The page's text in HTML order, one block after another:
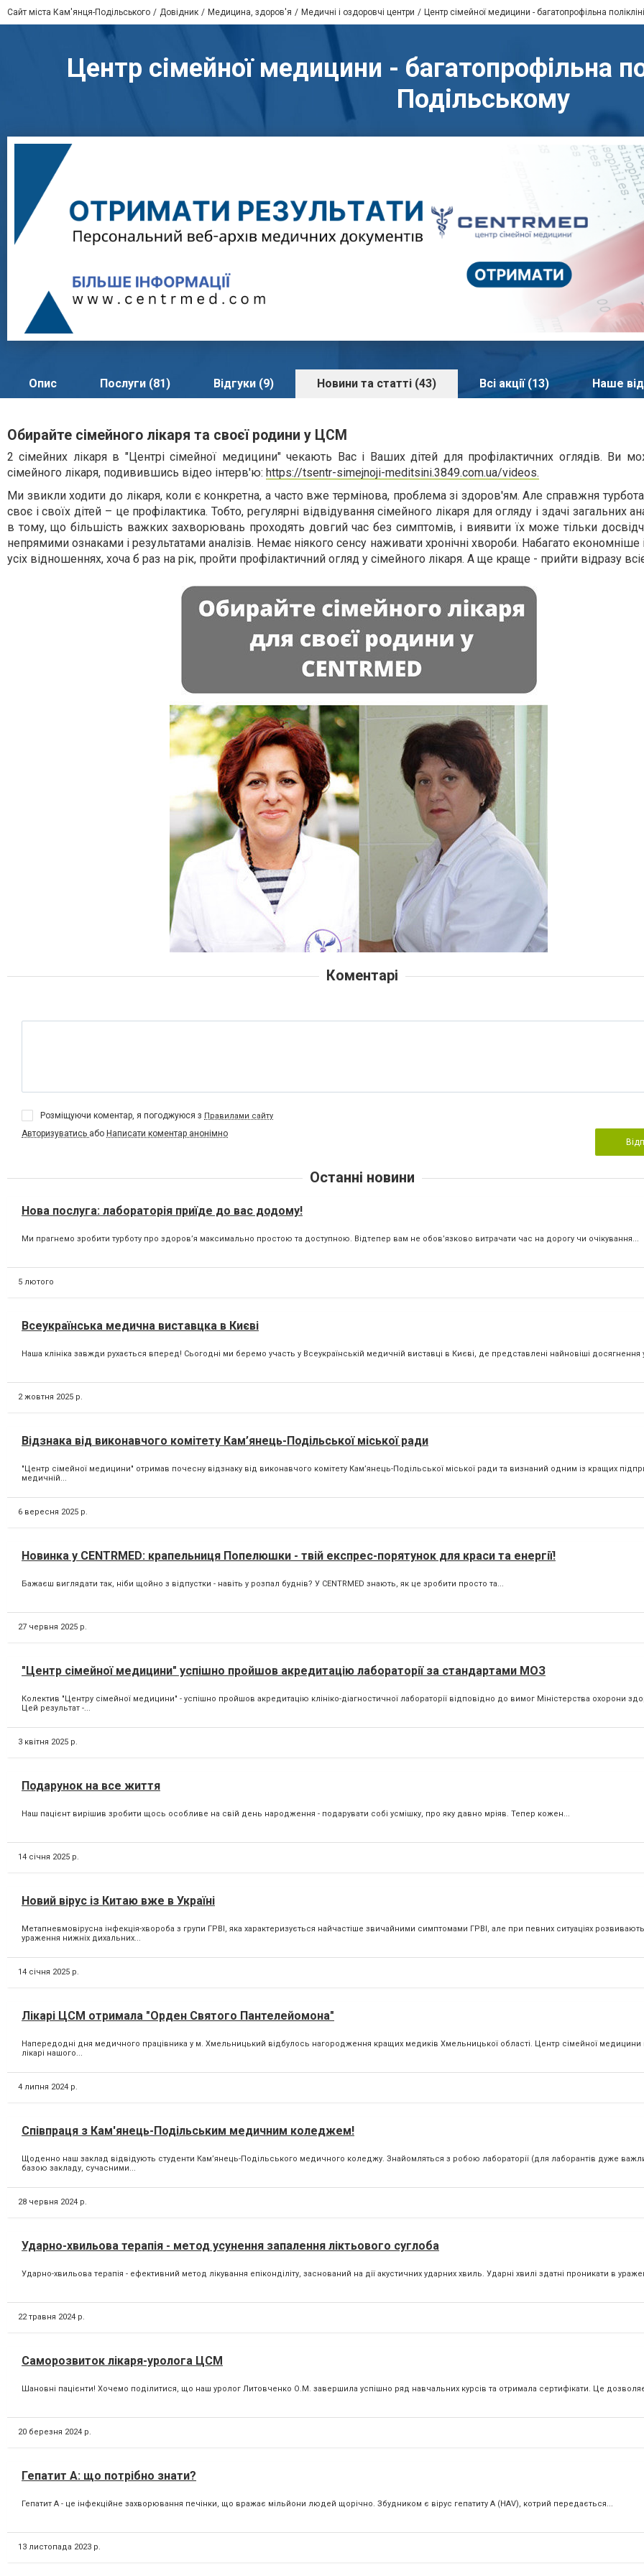
Сайт міста Кам'янця-Подільського Довідник Медицина, здоров'я Медичні і оздоровчі центри Центр сімейної медицини - багатопрофільна
Центр сімейної медицини - багатопрофільна
Подільському
Опис Послуги (81) Відгуки (9) Новини та статті (43) Всі акції (13) Наше
Обирайте сімейного лікаря та своєї родини у ЦСМ
2 сімейних лікаря в "Центрі сімейної медицини" чекають Вас і Ваших дітей для профілактичних оглядів. Ви
сімейного лікаря, подивившись відео інтерв'ю: https://tsentr-simejnoji-meditsini.3849.com.ua/videos.
Ми звикли ходити до лікаря, коли є конкретна, а часто вже термінова, проблема зі здоров'ям. Але справжня
своє і своїх дітей – це профілактика. Тобто, регулярні відвідування сімейного лікаря для огляду і здачі загальних
в тому, що більшість важких захворювань проходять довгий час без симптомів, і виявити їх може тільки
непрямими ознаками і результатами аналізів. Немає ніякого сенсу наживати хронічні хвороби. Набагато економніше
усіх відношеннях, хоча б раз на рік, пройти профілактичний огляд у сімейного лікаря. А ще краще - прийти відразу
Коментарі
Розміщуючи коментар, я погоджуюся з Правилами сайту
Авторизуватись або Написати коментар анонімно
Останні новини
Нова послуга: лабораторія приїде до вас додому!
Ми прагнемо зробити турботу про здоров’я максимально простою та доступною. Відтепер вам не обов’язково витрачати час на дорогу чи очікування...
5 лютого
Всеукраїнська медична виставцка в Києві
Наша клініка завжди рухається вперед! Сьогодні ми беремо участь у Всеукраїнській медичній виставці в Києві, де представлені найновіші досягнення
2 жовтня 2025 р.
Відзнака від виконавчого комітету Кам’янець-Подільської міської ради
"Центр сімейної медицини" отримав почесну відзнаку від виконавчого комітету Кам’янець-Подільської міської ради та визнаний одним із кращих
медичній...
6 вересня 2025 р.
Новинка у CENTRMED: крапельниця Попелюшки - твій експрес-порятунок для краси та енергії!
Бажаєш виглядати так, ніби щойно з відпустки - навіть у розпал буднів? У CENTRMED знають, як це зробити просто та...
27 червня 2025 р.
"Центр сімейної медицини" успішно пройшов акредитацію лабораторії за стандартами МОЗ
Колектив "Центру сімейної медицини" - успішно пройшов акредитацію клініко-діагностичної лабораторії відповідно до вимог Міністерства охорони
Цей результат -...
3 квітня 2025 р.
Подарунок на все життя
Наш пацієнт вирішив зробити щось особливе на свій день народження - подарувати собі усмішку, про яку давно мріяв. Тепер кожен...
14 січня 2025 р.
Новий вірус із Китаю вже в Україні
Метапневмовірусна інфекція-хвороба з групи ГРВІ, яка характеризується найчастіше звичайними симптомами ГРВІ, але при певних ситуаціях
ураження нижніх дихальних...
14 січня 2025 р.
Лікарі ЦСМ отримала "Орден Святого Пантелейомона"
Напередодні дня медичного працівника у м. Хмельницький відбулось нагородження кращих медиків Хмельницької області. Центр сімейної
лікарі нашого...
4 липня 2024 р.
Співпраця з Кам'янець-Подільським медичним коледжем!
Щоденно наш заклад відвідують студенти Камʼянець-Подільського медичного коледжу. Знайомляться з робою лабораторії (для лаборантів дуже
базою закладу, сучасними...
28 червня 2024 р.
Ударно-хвильова терапія - метод усунення запалення ліктьового суглоба
Ударно-хвильова терапія - ефективний метод лікування епіконділіту, заснований на дії акустичних ударних хвиль. Ударні хвилі здатні проникати в
22 травня 2024 р.
Саморозвиток лікаря-уролога ЦСМ
Шановні пацієнти! Хочемо поділитися, що наш уролог Литовченко О.М. завершила успішно ряд навчальних курсів та отримала сертифікати. Це
20 березня 2024 р.
Гепатит А: що потрібно знати?
Гепатит А - це інфекційне захворювання печінки, що вражає мільйони людей щорічно. Збудником є вірус гепатиту А (HAV), котрий передається...
13 листопада 2023 р.